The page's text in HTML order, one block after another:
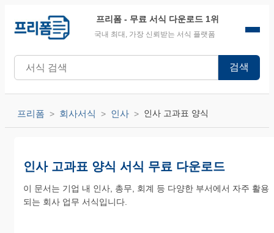
프리폼 - 무료 서식 다운로드 1위
국내 최대, 가장 신뢰받는 서식 플랫폼
검색
프리폼 회사서식 인사 인사 고과표 양식
인사 고과표 양식 서식 무료 다운로드
이 문서는 기업 내 인사, 총무, 회계 등 다양한 부서에서 자주 활용
되는 회사 업무 서식입니다.